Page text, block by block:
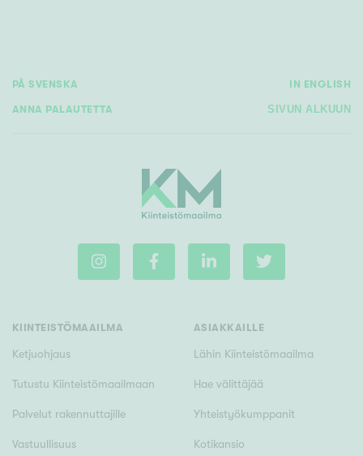
m²
Rakennusvuosi
PÅ SVENSKA IN ENGLISH
ANNA PALAUTETTA SIVUN ALKUUN
KIINTEISTÖMAAILMA
Ketjuohjaus
Tutustu Kiinteistömaailmaan
Palvelut rakennuttajille
Vastuullisuus
ASIAKKAILLE
Lähin Kiinteistömaailma
Hae välittäjää
Yhteistyökumppanit
Kotikansio